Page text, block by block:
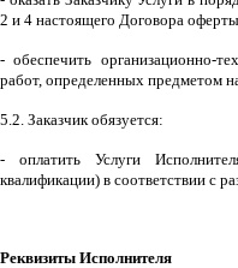
2 и 4 настоящего Договора
- обеспечить организационно-
работ, определенных предметом
5.2. Заказчик обязуется:
- оплатить Услуги
квалификации) в соответствии с
Реквизиты Исполнителя